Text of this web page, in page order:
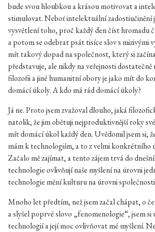
bude svou hloubkou a krásou motivovat a
stimulovat. Neboť intelektuální zadostiučinění
vysvětlení toho, proč každý den číst hromadu
a potom se odebrat psát tisíce slov s mizivými
mít takový dopad na společnost, který si
představuje, ale nikdy na veřejnosti
filozofii a jiné humanitní obory je jako mít do
domácí úkoly. A kdo má rád domácí úkoly?
Já ne. Proto jsem zvažoval dlouho, jaká
natolik, že jim obětuji nejproduktivnější roky
mít domácí úkol každý den. Uvědomil jsem si,
mám k technologiím, a to z velmi konkrétního
Začalo mě zajímat, a tento zájem trvá do
technologie ovlivňují naše myšlení na úrovni
technologie mění kulturu na úrovni
Mnoho let předtím, než jsem začal chápat, o
a slyšel poprvé slovo „fenomenologie“, jsem si
technologií a její moc ovlivňovat mé myšlení.